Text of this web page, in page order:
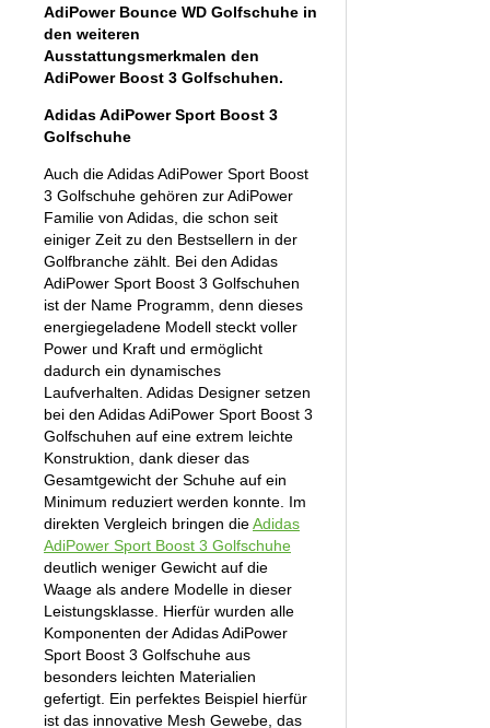
AdiPower Bounce WD Golfschuhe in
den weiteren
Ausstattungsmerkmalen den
AdiPower Boost 3 Golfschuhen.
Adidas AdiPower Sport Boost 3
Golfschuhe
Auch die Adidas AdiPower Sport Boost
3 Golfschuhe gehören zur AdiPower
Familie von Adidas, die schon seit
einiger Zeit zu den Bestsellern in der
Golfbranche zählt. Bei den Adidas
AdiPower Sport Boost 3 Golfschuhen
ist der Name Programm, denn dieses
energiegeladene Modell steckt voller
Power und Kraft und ermöglicht
dadurch ein dynamisches
Laufverhalten. Adidas Designer setzen
bei den Adidas AdiPower Sport Boost 3
Golfschuhen auf eine extrem leichte
Konstruktion, dank dieser das
Gesamtgewicht der Schuhe auf ein
Minimum reduziert werden konnte. Im
direkten Vergleich bringen dieAdidas
AdiPower Sport Boost 3 Golfschuhe
deutlich weniger Gewicht auf die
Waage als andere Modelle in dieser
Leistungsklasse. Hierfür wurden alle
Komponenten der Adidas AdiPower
Sport Boost 3 Golfschuhe aus
besonders leichten Materialien
gefertigt. Ein perfektes Beispiel hierfür
ist das innovative Mesh Gewebe, das